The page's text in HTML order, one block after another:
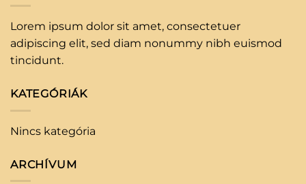
Lorem ipsum dolor sit amet, consectetuer
adipiscing elit, sed diam nonummy nibh euismod
tincidunt.
KATEGÓRIÁK
Nincs kategória
ARCHÍVUM